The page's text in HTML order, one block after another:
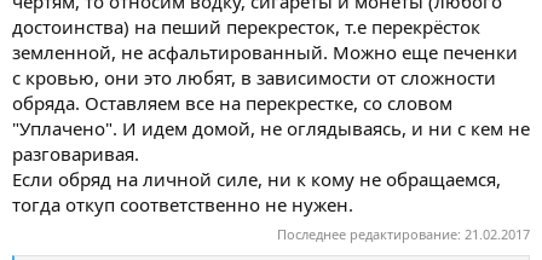
достоинства) на пеший перекресток, т.е перекрёсток
земленной, не асфальтированный. Можно еще печенки
с кровью, они это любят, в зависимости от сложности
обряда. Оставляем все на перекрестке, со словом
"Уплачено". И идем домой, не оглядываясь, и ни с кем не
разговаривая.
Если обряд на личной силе, ни к кому не обращаемся,
тогда откуп соответственно не нужен.
Последнее редактирование: 21.02.2017